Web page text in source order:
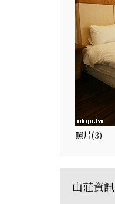
照片(3)
山莊資訊